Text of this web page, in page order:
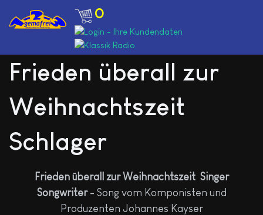
0
Frieden überall zur
Weihnachtszeit
Schlager
Frieden überall zur Weihnachtszeit Singer
Songwriter- Song vom Komponisten und
Produzenten Johannes Kayser